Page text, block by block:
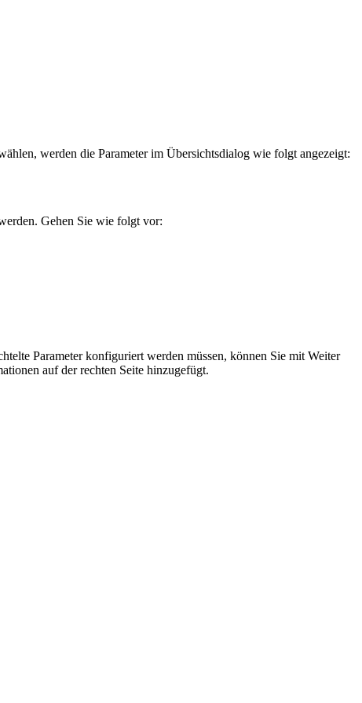
werden die Parameter im Übersichtsdialog wie folgt angezeigt:
Gehen Sie wie folgt vor:
Parameter konfiguriert werden müssen, können Sie mit Weiter
auf der rechten Seite hinzugefügt.